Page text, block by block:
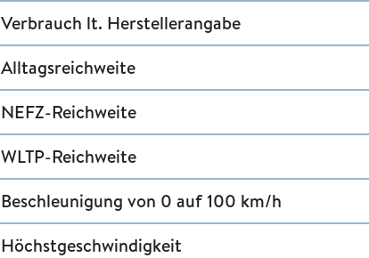
Verbrauch lt. Herstellerangabe
Alltagsreichweite
NEFZ-Reichweite
WLTP-Reichweite
Beschleunigung von 0 auf 100 km/h
Höchstgeschwindigkeit